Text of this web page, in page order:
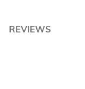
REVIEWS